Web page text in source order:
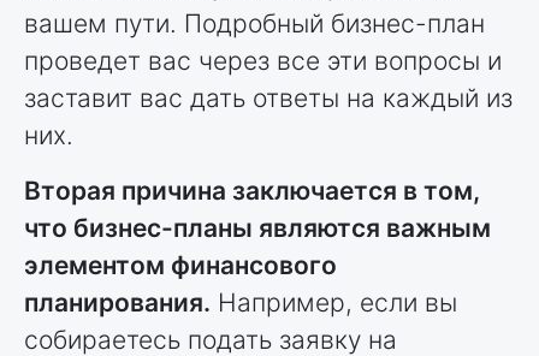
вашем пути. Подробный бизнес-план
проведет вас через все эти вопросы и
заставит вас дать ответы на каждый из
них.
Вторая причина заключается в том,
что бизнес-планы являются важным
элементом финансового
планирования. Например, если вы
собираетесь подать заявку на